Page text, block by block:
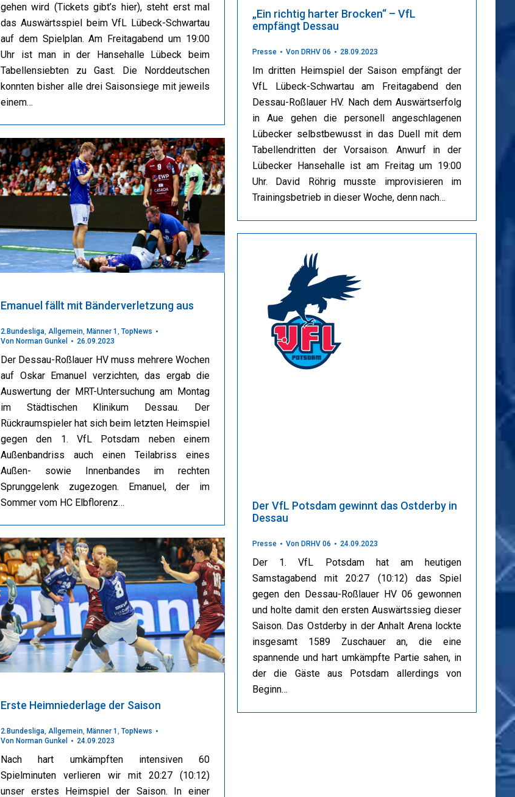
gehen wird (Tickets gibt’s hier), steht erst mal
das Auswärtsspiel beim VfL Lübeck-Schwartau
auf dem Spielplan. Am Freitagabend um 19:00
Uhr ist man in der Hansehalle Lübeck beim
Tabellensiebten zu Gast. Die Norddeutschen
konnten bisher alle drei Saisonsiege mit jeweils
einem…
„Ein richtig harter Brocken“ – VfL
empfängt Dessau
Presse Von DRHV 06 28.09.2023
Im dritten Heimspiel der Saison empfängt der
VfL Lübeck-Schwartau am Freitagabend den
Dessau-Roßlauer HV. Nach dem Auswärtserfolg
in Aue gehen die personell angeschlagenen
Lübecker selbstbewusst in das Duell mit dem
Tabellendritten der Vorsaison. Anwurf in der
Lübecker Hansehalle ist am Freitag um 19:00
Uhr. David Röhrig musste improvisieren im
Trainingsbetrieb in dieser Woche, denn nach…
Emanuel fällt mit Bänderverletzung aus
2.Bundesliga, Allgemein, Männer 1 , TopNews
Von Norman Gunkel 26.09.2023
Der Dessau-Roßlauer HV muss mehrere Wochen
auf Oskar Emanuel verzichten, das ergab die
Auswertung der MRT-Untersuchung am Montag
im Städtischen Klinikum Dessau. Der
Rückraumspieler hat sich beim letzten Heimspiel
gegen den 1. VfL Potsdam neben einem
Außenbandriss auch einen Teilabriss eines
Außen- sowie Innenbandes im rechten
Sprunggelenk zugezogen. Emanuel, der im
Sommer vom HC Elbflorenz…
Der VfL Potsdam gewinnt das Ostderby in
Dessau
Presse Von DRHV 06 24.09.2023
Der 1. VfL Potsdam hat am heutigen
Samstagabend mit 20:27 (10:12) das Spiel
gegen den Dessau-Roßlauer HV 06 gewonnen
und holte damit den ersten Auswärtssieg dieser
Saison. Das Ostderby in der Anhalt Arena lockte
insgesamt 1589 Zuschauer an, die eine
spannende und hart umkämpfte Partie sahen, in
der die Gäste aus Potsdam allerdings von
Beginn…
Erste Heimniederlage der Saison
2.Bundesliga, Allgemein, Männer 1 , TopNews
Von Norman Gunkel 24.09.2023
Nach hart umkämpften intensiven 60
Spielminuten verlieren wir mit 20:27 (10:12)
unser erstes Heimspiel der Saison. In einer